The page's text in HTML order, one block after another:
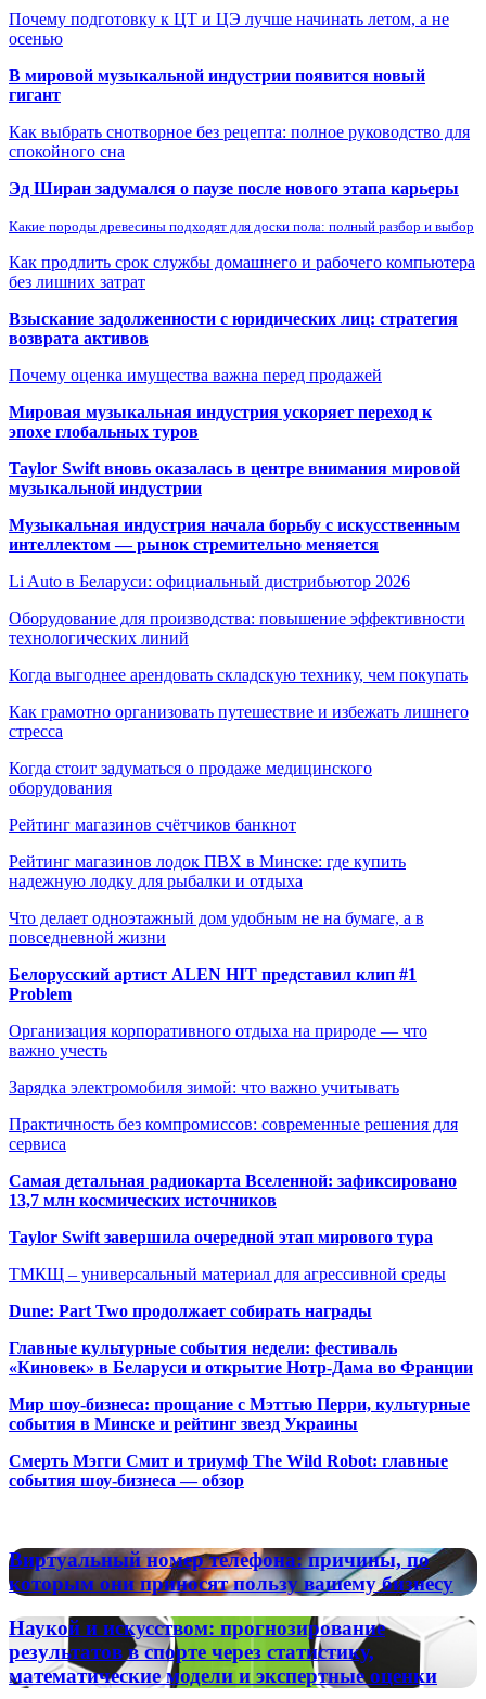
Почему подготовку к ЦТ и ЦЭ лучше начинать летом, а не
осенью
В мировой музыкальной индустрии появится новый
гигант
Как выбрать снотворное без рецепта: полное руководство для
спокойного сна
Эд Ширан задумался о паузе после нового этапа карьеры
Какие породы древесины подходят для доски пола: полный разбор и выбор
Как продлить срок службы домашнего и рабочего компьютера
без лишних затрат
Взыскание задолженности с юридических лиц: стратегия
возврата активов
Почему оценка имущества важна перед продажей
Мировая музыкальная индустрия ускоряет переход к
эпохе глобальных туров
Taylor Swift вновь оказалась в центре внимания мировой
музыкальной индустрии
Музыкальная индустрия начала борьбу с искусственным
интеллектом — рынок стремительно меняется
Li Auto в Беларуси: официальный дистрибьютор 2026
Оборудование для производства: повышение эффективности
технологических линий
Когда выгоднее арендовать складскую технику, чем покупать
Как грамотно организовать путешествие и избежать лишнего
стресса
Когда стоит задуматься о продаже медицинского
оборудования
Рейтинг магазинов счётчиков банкнот
Рейтинг магазинов лодок ПВХ в Минске: где купить
надежную лодку для рыбалки и отдыха
Что делает одноэтажный дом удобным не на бумаге, а в
повседневной жизни
Белорусский артист ALEN HIT представил клип #1
Problem
Организация корпоративного отдыха на природе — что
важно учесть
Зарядка электромобиля зимой: что важно учитывать
Практичность без компромиссов: современные решения для
сервиса
Самая детальная радиокарта Вселенной: зафиксировано
13,7 млн космических источников
Taylor Swift завершила очередной этап мирового тура
ТМКЩ – универсальный материал для агрессивной среды
Dune: Part Two продолжает собирать награды
Главные культурные события недели: фестиваль
«Киновек» в Беларуси и открытие Нотр-Дама во Франции
Мир шоу-бизнеса: прощание с Мэттью Перри, культурные
события в Минске и рейтинг звезд Украины
Смерть Мэгги Смит и триумф The Wild Robot: главные
события шоу-бизнеса — обзор
Виртуальный
номер
телефона:
причины,
по
которым
они
приносят
Виртуальный номер телефона: причины, по
которым они приносят пользу вашему бизнесу
Наукой
искусством:
прогнозирование
Наукой и искусством: прогнозирование
результатов в спорте через статистику,
математические модели и экспертные оценки